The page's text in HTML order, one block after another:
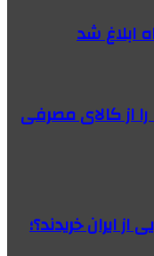
از کالای مصرفی
ایران خریدند؟؛